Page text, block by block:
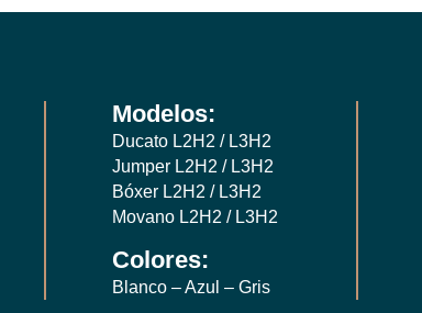
Modelos:
Ducato L2H2 / L3H2
Jumper L2H2 / L3H2
Bóxer L2H2 / L3H2
Movano L2H2 / L3H2
Colores:
Blanco – Azul – Gris